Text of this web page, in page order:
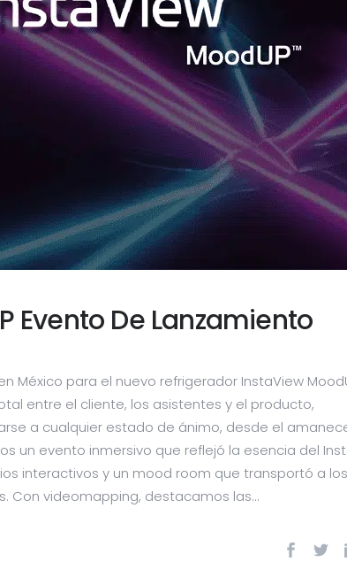
Evento De Lanzamiento
México para el nuevo refrigerador InstaView
entre el cliente, los asistentes y el producto,
a cualquier estado de ánimo, desde el
un evento inmersivo que reflejó la esencia del
interactivos y un mood room que transportó a los
Con videomapping, destacamos las...